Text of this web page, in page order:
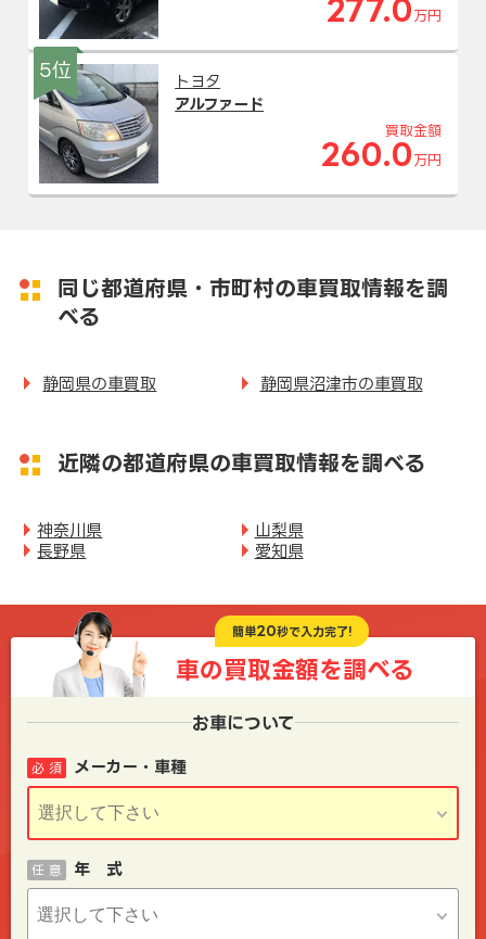
277.0 万円
5位
トヨタ
アルファード
買取金額
260.0 万円
同じ都道府県・市町村の車買取情報を調
べる
静岡県の車買取 静岡県沼津市の車買取
近隣の都道府県の車買取情報を調べる
神奈川県
山梨県
長野県
愛知県
簡単20秒で入力完了!
車の買取金額を調べる
お車について
メーカー・車種
必 須
年 式
任 意